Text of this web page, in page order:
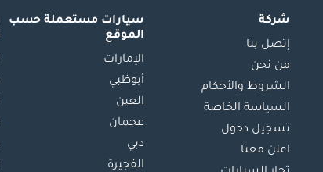
شركة
إتصل بنا
من نحن
الشروط والأحكام
السياسة الخاصة
تسجيل دخول
اعلن معنا
سيارات مستعملة حسب
الموقع
الإمارات
أبوظبي
العين
عجمان
دبي
الفجيرة